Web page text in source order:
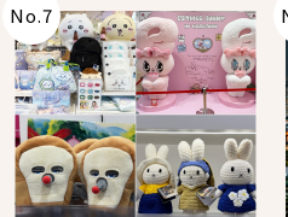
No.7